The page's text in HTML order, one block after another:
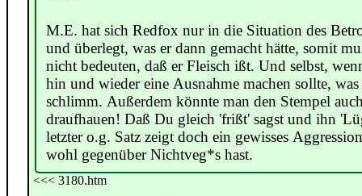
M.E. hat sich Redfox nur in die Situation des
und überlegt, was er dann gemacht hätte, somit
nicht bedeuten, daß er Fleisch ißt. Und selbst,
hin und wieder eine Ausnahme machen sollte, was
schlimm. Außerdem könnte man den Stempel
draufhauen! Daß Du gleich 'frißt' sagst und ihn
letzter o.g. Satz zeigt doch ein gewisses
wohl gegenüber Nichtveg*s hast.
<<< 3180.htm